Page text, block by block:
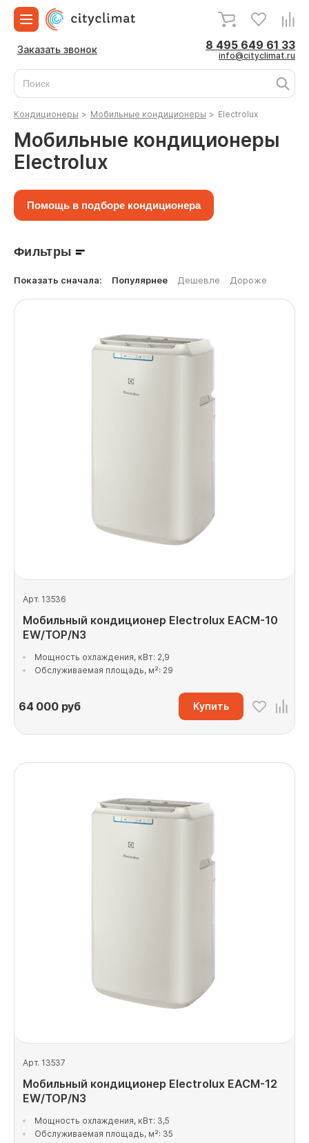
Заказать звонок 8 495 649 61 33
info@cityclimat.ru
Кондиционеры > Мобильные кондиционеры > Electrolux
Мобильные кондиционеры
Electrolux
Помощь в подборе кондиционера
Фильтры
Показать сначала: Популярнее Дешевле Дороже
Арт. 13536
Мобильный кондиционер Electrolux EACM-10
EW/TOP/N3
Мощность охлаждения, кВт: 2,9
Обслуживаемая площадь, м²: 29
64 000руб Купить
Арт. 13537
Мобильный кондиционер Electrolux EACM-12
EW/TOP/N3
Мощность охлаждения, кВт: 3,5
Обслуживаемая площадь, м²: 35